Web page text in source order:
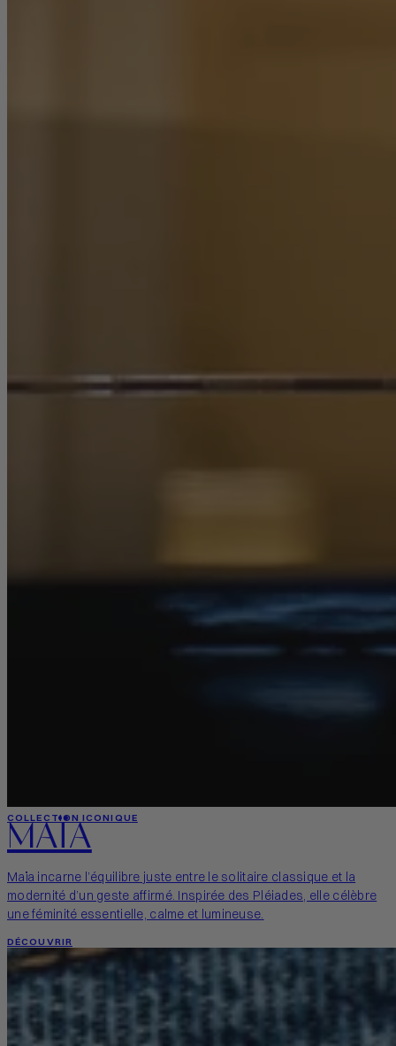
COLLECTION ICONIQUE
MAÏA
Maïa incarne l’équilibre juste entre le solitaire classique et la
modernité d’un geste affirmé. Inspirée des Pléiades, elle célèbre
une féminité essentielle, calme et lumineuse.
DÉCOUVRIR